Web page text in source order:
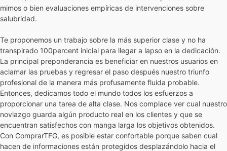
mimos o bien evaluaciones empíricas de intervenciones sobre
salubridad.
Te proponemos un trabajo sobre la más superior clase y no ha
transpirado 100percent inicial para llegar a lapso en la dedicación.
La principal preponderancia es beneficiar en nuestros usuarios en
aclamar las pruebas y regresar el paso después nuestro triunfo
profesional de la manera más profusamente fluida probable.
Entonces, dedicamos todo el mundo todos los esfuerzos a
proporcionar una tarea de alta clase. Nos complace ver cual nuestro
noviazgo guarda algún producto real en los clientes y que se
encuentran satisfechos con manga larga los objetivos obtenidos.
Con ComprarTFG, es posible estar confortable porque saben cual
hacen de informaciones están protegidos desplazándolo hacia el